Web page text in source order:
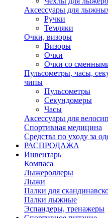
Аксессуары для
Ручки
Темляки
Очки, визоры
Визоры
Очки
Очки со
Пульсометры, часы,
чипы
Пульсометры
Секундомеры
Часы
Аксессуары для
Спортивная медицина
Средства по уходу за
РАСПРОДАЖА
Инвентарь
Компаса
Лыжероллеры
Лыжи
Палки для
Палки лыжные
Эспандеры, тренажеры